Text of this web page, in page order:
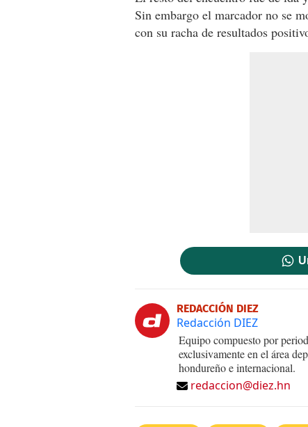
Sin embargo el marcador no se
con su racha de resultados
REDACCIÓN DIEZ
Redacción DIEZ
Equipo compuesto por
exclusivamente en el área
hondureño e internacional.
redaccion@diez.hn